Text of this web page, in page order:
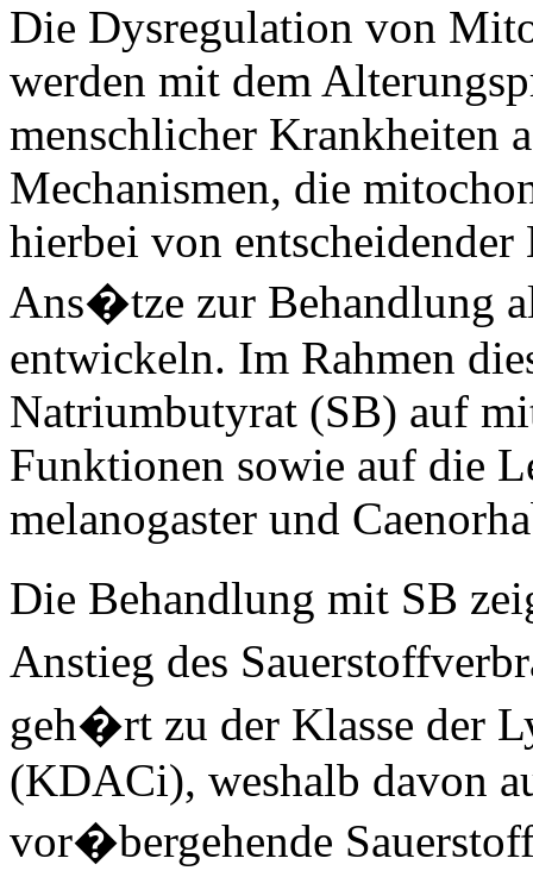
Die Dysregulation von
werden mit dem
menschlicher Krankheiten
Mechanismen, die
hierbei von
Ans�tze zur Behandlung
entwickeln. Im Rahmen
Natriumbutyrat (SB) auf
Funktionen sowie auf die
melanogaster und
Die Behandlung mit SB
Anstieg des
geh�rt zu der Klasse der
(KDACi), weshalb davon
vor�bergehende